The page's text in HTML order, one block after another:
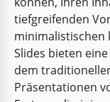
tiefgreifenden
minimalistischen
Slides bieten
dem
Präsentationen